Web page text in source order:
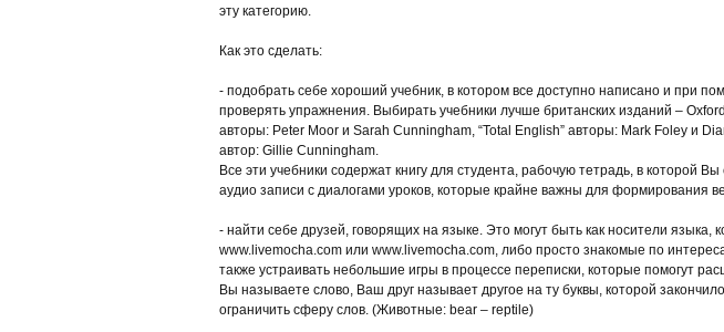
эту категорию.
Как это сделать:
- подобрать себе хороший учебник, в котором все доступно написано и при
проверять упражнения. Выбирать учебники лучше британских изданий –
авторы: Peter Moor и Sarah Cunningham, “Total English” авторы: Mark Foley и
автор: Gillie Cunningham.
Все эти учебники содержат книгу для студента, рабочую тетрадь, в которой
аудио записи с диалогами уроков, которые крайне важны для формирования
- найти себе друзей, говорящих на языке. Это могут быть как носители
www.livemocha.com или www.livemocha.com, либо просто знакомые по
также устраивать небольшие игры в процессе переписки, которые помогут
Вы называете слово, Ваш друг называет другое на ту буквы, которой
ограничить сферу слов. (Животные: bear – reptile)